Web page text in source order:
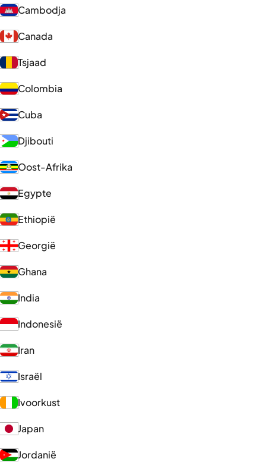
Cambodja
Canada
Tsjaad
Colombia
Cuba
Djibouti
Oost-Afrika
Egypte
Ethiopië
Georgië
Ghana
India
Indonesië
Iran
Israël
Ivoorkust
Japan
Jordanië